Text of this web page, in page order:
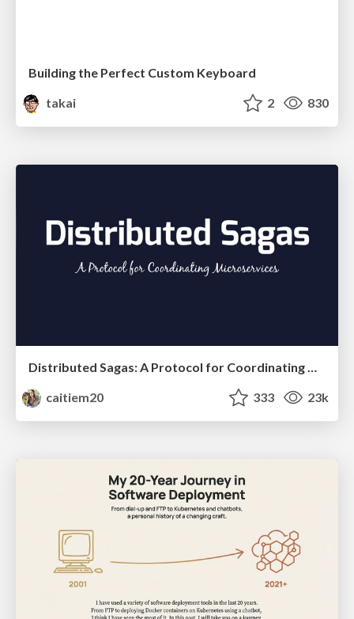
Building the Perfect Custom Keyboard
takai
2 830
Distributed Sagas: A Protocol for Coordinating Microservices
caitiem20
333 23k